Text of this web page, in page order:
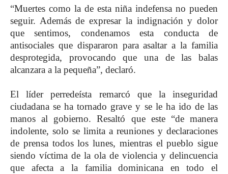
“Muertes como la de esta niña indefensa no pueden
seguir. Además de expresar la indignación y dolor
que sentimos, condenamos esta conducta de
antisociales que dispararon para asaltar a la familia
desprotegida, provocando que una de las balas
alcanzara a la pequeña”, declaró.
El líder perredeísta remarcó que la inseguridad
ciudadana se ha tornado grave y se le ha ido de las
manos al gobierno. Resaltó que este “de manera
indolente, solo se limita a reuniones y declaraciones
de prensa todos los lunes, mientras el pueblo sigue
siendo víctima de la ola de violencia y delincuencia
que afecta a la familia dominicana en todo el